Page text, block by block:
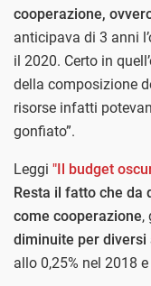
cooperazione,
anticipava di 3 anni
il 2020. Certo in
della composizione
risorse infatti
gonfiato”.
Leggi "Il budget
Resta il fatto che da
come cooperazione,
diminuite per diversi
allo 0,25% nel 2018